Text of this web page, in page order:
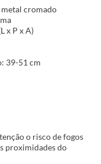
cromado
x P x A)
39-51 cm
o risco de fogos
proximidades do